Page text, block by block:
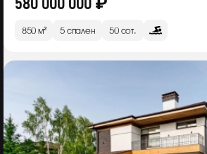
850 м² 5 спален 50 сот.